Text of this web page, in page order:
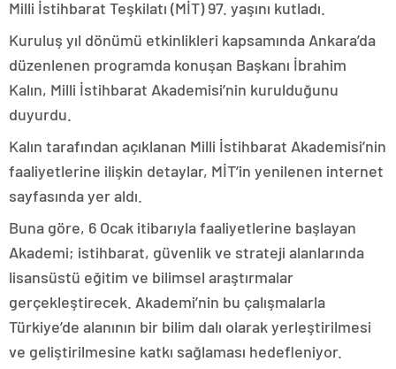
Milli İstihbarat Teşkilatı (MİT) 97. yaşını kutladı.
Kuruluş yıl dönümü etkinlikleri kapsamında Ankara’da
düzenlenen programda konuşan Başkanı İbrahim
Kalın, Milli İstihbarat Akademisi’nin kurulduğunu
duyurdu.
Kalın tarafından açıklanan Milli İstihbarat Akademisi’nin
faaliyetlerine ilişkin detaylar, MİT’in yenilenen internet
sayfasında yer aldı.
Buna göre, 6 Ocak itibarıyla faaliyetlerine başlayan
Akademi; istihbarat, güvenlik ve strateji alanlarında
lisansüstü eğitim ve bilimsel araştırmalar
gerçekleştirecek. Akademi’nin bu çalışmalarla
Türkiye’de alanının bir bilim dalı olarak yerleştirilmesi
ve geliştirilmesine katkı sağlaması hedefleniyor.